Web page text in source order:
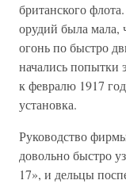
британского
орудий была мала,
огонь по быстро
начались попытки
к февралю 1917
установка.
Руководство
довольно быстро
17», и дельцы